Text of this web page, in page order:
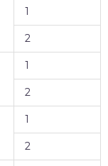
1
2
1
2
1
2